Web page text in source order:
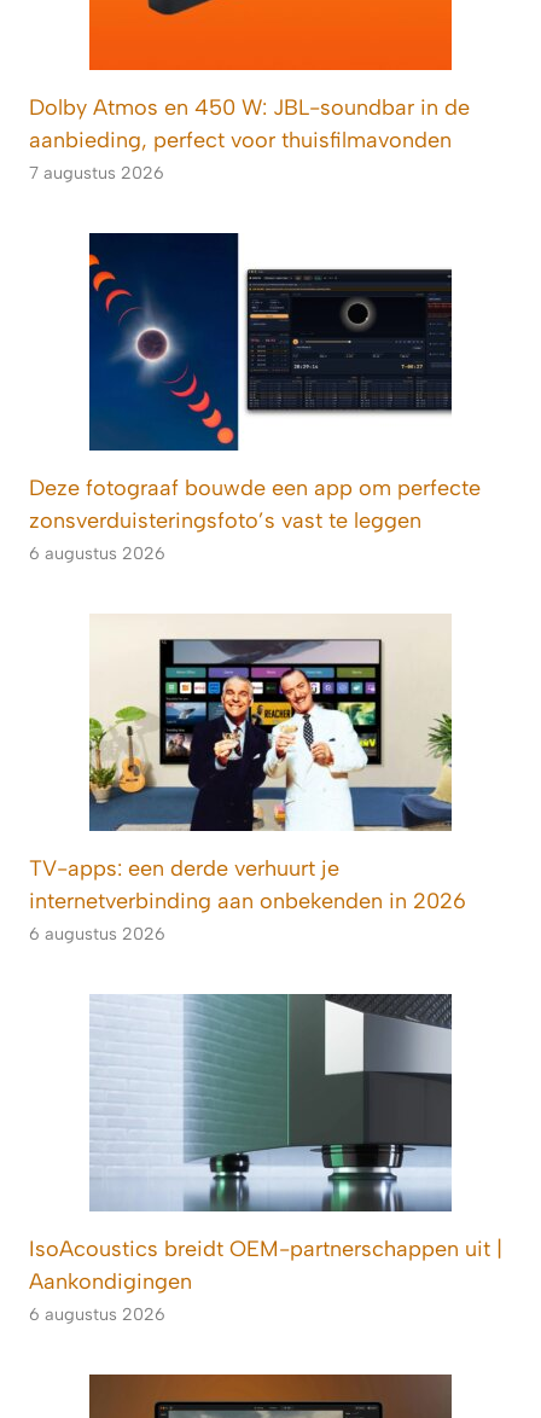
Dolby Atmos en 450 W: JBL-soundbar in de
aanbieding, perfect voor thuisfilmavonden
7 augustus 2026
Deze fotograaf bouwde een app om perfecte
zonsverduisteringsfoto’s vast te leggen
6 augustus 2026
TV-apps: een derde verhuurt je
internetverbinding aan onbekenden in 2026
6 augustus 2026
IsoAcoustics breidt OEM-partnerschappen uit |
Aankondigingen
6 augustus 2026